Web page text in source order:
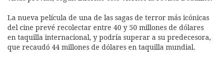
La nueva película de una de las sagas de terror más icónicas
del cine prevé recolectar entre 40 y 50 millones de dólares
en taquilla internacional, y podría superar a su predecesora,
que recaudó 44 millones de dólares en taquilla mundial.